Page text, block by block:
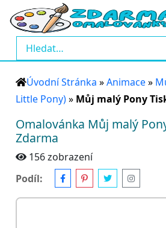
Úvodní Stránka »Animace»
Little Pony)» Můj malý Pony
Omalovánka Můj malý
Zdarma
156 zobrazení
Podíl: